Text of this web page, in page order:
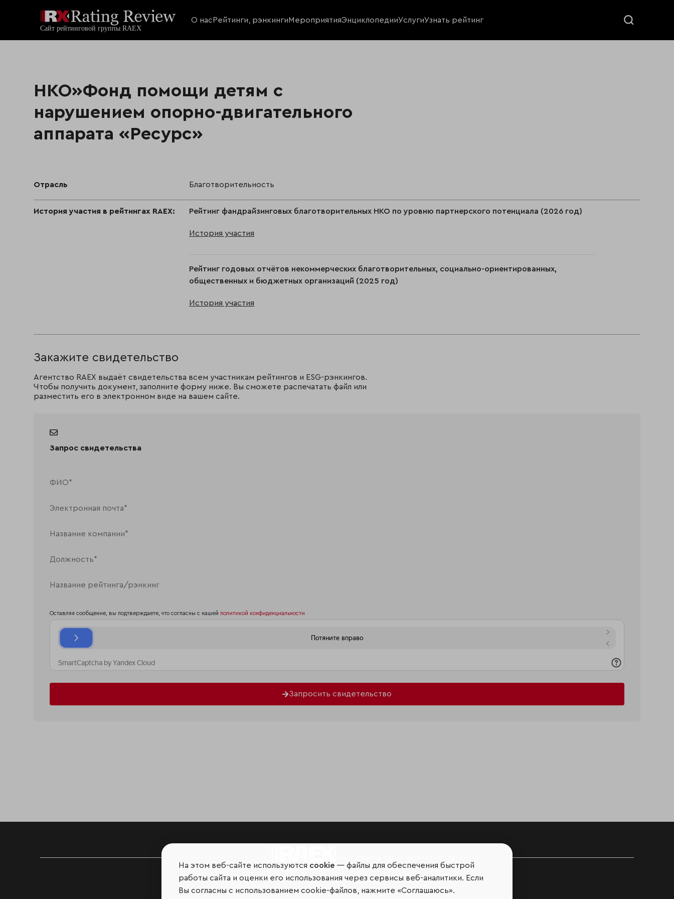
О нас Рейтинги, рэнкингиМероприятияЭнциклопедииУслугиУзнать рейтинг
НКО»Фонд помощи детям с
нарушением опорно-двигательного
аппарата «Ресурс»
Отрасль Благотворительность
История участия в рейтингах RAEX: Рейтинг фандрайзинговых благотворительных НКО по уровню партнерского потенциала (2026 год)
История участия
Рейтинг годовых отчётов некоммерческих благотворительных, социально-ориентированных,
общественных и бюджетных организаций (2025 год)
История участия
Закажите свидетельство
Агентство RAEX выдаёт свидетельства всем участникам рейтингов и ESG-рэнкингов.
Чтобы получить документ, заполните форму ниже. Вы сможете распечатать файл или
разместить его в электронном виде на вашем сайте.
Запрос свидетельства
Оставляя сообщение, вы подтверждаете, что согласны с нашей политикой конфиденциальности
Запросить свидетельство
На этом веб-сайте используются cookie — файлы для обеспечения быстрой
работы сайта и оценки его использования через сервисы веб-аналитики. Если
Вы согласны с использованием cookie-файлов, нажмите «Соглашаюсь».